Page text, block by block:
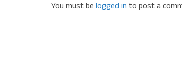
You must be logged in to post a